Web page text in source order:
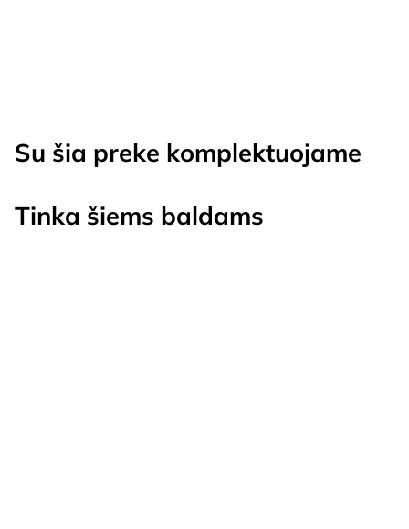
Su šia preke komplektuojame
Tinka šiems baldams